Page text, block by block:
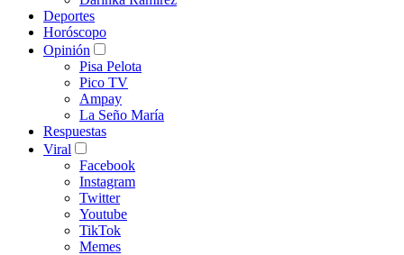
Deportes
Horóscopo
Opinión
Pisa Pelota
Pico TV
Ampay
La Seño María
Respuestas
Viral
Facebook
Instagram
Twitter
Youtube
TikTok
Memes